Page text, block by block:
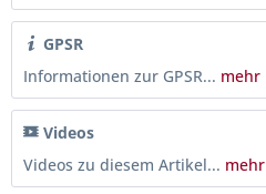
GPSR
Informationen zur GPSR... mehr
Videos
Videos zu diesem Artikel... mehr